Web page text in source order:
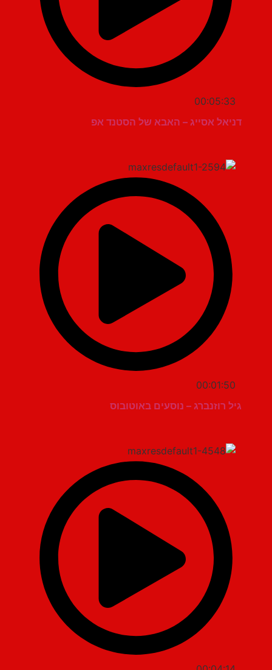
00:05:33
דניאל אסייג – האבא של הסטנד אפ
00:01:50
גיל רוזנברג – נוסעים באוטובוס